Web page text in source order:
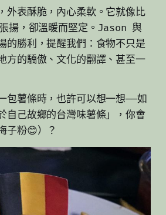
外表酥脆，內心柔軟。它就像比
揚，卻溫暖而堅定。Jason 與
的勝利，提醒我們：食物不只是
方的驕傲、文化的翻譯、甚至一
包薯條時，也許可以想一想——如
自己故鄉的台灣味薯條」，你會
子粉😊）？